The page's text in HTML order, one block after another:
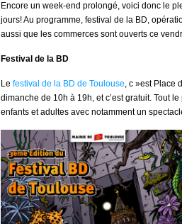
Encore un week-end prolongé, voici donc le
jours! Au programme, festival de la BD,
aussi que les commerces sont ouverts ce
Festival de la BD
Le festival de la BD de Toulouse, c »est Place
dimanche de 10h à 19h, et c’est gratuit. Tout
enfants et adultes avec notamment un